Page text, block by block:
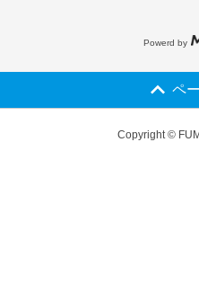
Powerd by
ペ
Copyright ©